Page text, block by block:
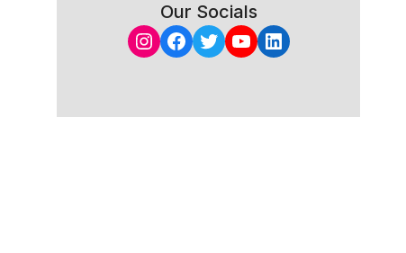
Our Socials
Instagram
Facebook
Twitter
YouTube
LinkedIn